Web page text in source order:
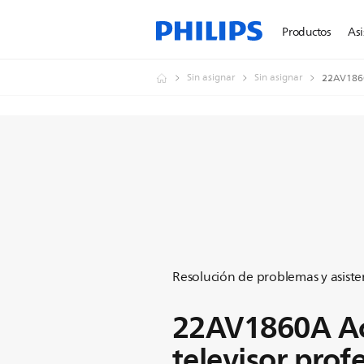
Productos
Sin asignar Sin asignar
Resolución de problemas y
22AV1860A